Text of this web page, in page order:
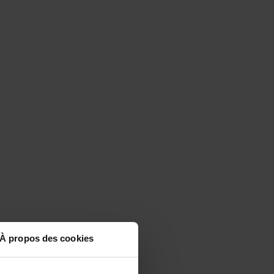
À propos des cookies